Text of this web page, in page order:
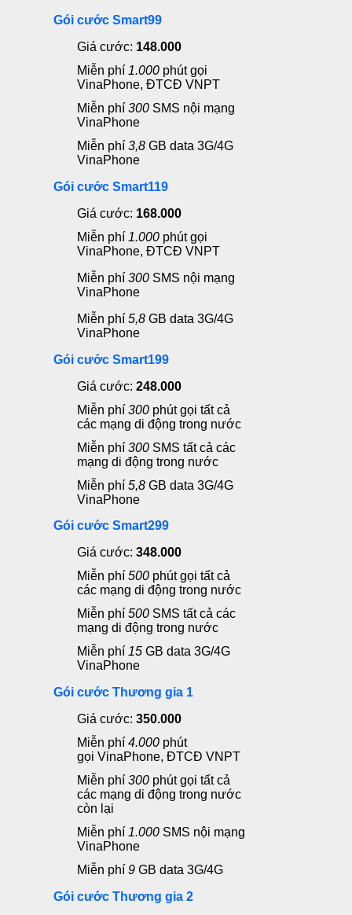
Gói cước Smart99
Giá cước: 148.000
Miễn phí 1.000 phút gọi
VinaPhone, ĐTCĐ VNPT
Miễn phí 300 SMS nội mạng
VinaPhone
Miễn phí 3,8 GB data 3G/4G
VinaPhone
Gói cước Smart119
Giá cước: 168.000
Miễn phí 1.000 phút gọi
VinaPhone, ĐTCĐ VNPT
Miễn phí 300 SMS nội mạng
VinaPhone
Miễn phí 5,8 GB data 3G/4G
VinaPhone
Gói cước Smart199
Giá cước: 248.000
Miễn phí 300 phút gọi tất cả
các mạng di động trong nước
Miễn phí 300 SMS tất cả các
mạng di động trong nước
Miễn phí 5,8 GB data 3G/4G
VinaPhone
Gói cước Smart299
Giá cước: 348.000
Miễn phí 500 phút gọi tất cả
các mạng di động trong nước
Miễn phí 500 SMS tất cả các
mạng di động trong nước
Miễn phí 15 GB data 3G/4G
VinaPhone
Gói cước Thương gia 1
Giá cước: 350.000
Miễn phí 4.000 phút
gọi VinaPhone, ĐTCĐ VNPT
Miễn phí 300 phút gọi tất cả
các mạng di động trong nước
còn lại
Miễn phí 1.000 SMS nội mạng
VinaPhone
Miễn phí 9 GB data 3G/4G
Gói cước Thương gia 2